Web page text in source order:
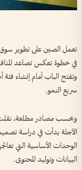
تعمل الصين على تطوير سوق
في خطوة تعكس تصاعد
وتفتح الباب أمام إنشاء
سريع النمو.
وبحسب مصادر مطلعة،
الآجلة بدأت في دراسة
الوحدات الأساسية التي
البيانات وتوليد المحتوى.